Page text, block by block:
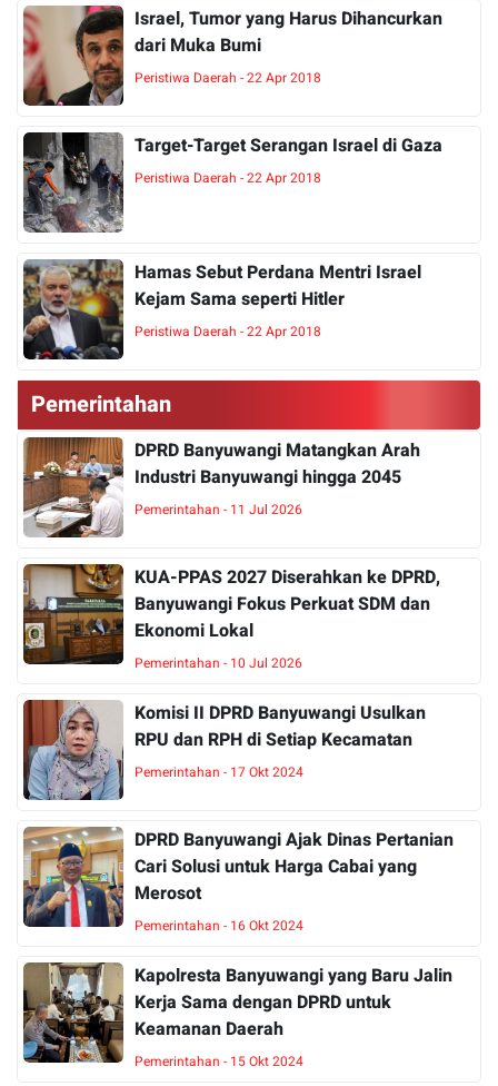
Israel, Tumor yang Harus Dihancurkan
dari Muka Bumi
Peristiwa Daerah - 22 Apr 2018
Target-Target Serangan Israel di Gaza
Peristiwa Daerah - 22 Apr 2018
Hamas Sebut Perdana Mentri Israel
Kejam Sama seperti Hitler
Peristiwa Daerah - 22 Apr 2018
Pemerintahan
DPRD Banyuwangi Matangkan Arah
Industri Banyuwangi hingga 2045
Pemerintahan - 11 Jul 2026
KUA-PPAS 2027 Diserahkan ke DPRD,
Banyuwangi Fokus Perkuat SDM dan
Ekonomi Lokal
Pemerintahan - 10 Jul 2026
Komisi II DPRD Banyuwangi Usulkan
RPU dan RPH di Setiap Kecamatan
Pemerintahan - 17 Okt 2024
DPRD Banyuwangi Ajak Dinas Pertanian
Cari Solusi untuk Harga Cabai yang
Merosot
Pemerintahan - 16 Okt 2024
Kapolresta Banyuwangi yang Baru Jalin
Kerja Sama dengan DPRD untuk
Keamanan Daerah
Pemerintahan - 15 Okt 2024